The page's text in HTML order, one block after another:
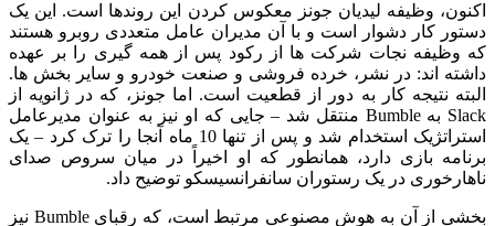
اکنون، وظیفه لیديان جونز معکوس کردن این روندها است. این یک
دستور کار دشوار است و با آن مدیران عامل متعددی روبرو هستند
که وظیفه نجات شرکت ها از رکود پس از همه گیری را بر عهده
داشته اند: در نشر، خرده فروشی و صنعت خودرو و سایر بخش ها.
البته نتیجه کار به دور از قطعیت است. اما جونز، که در ژانویه از
Slack به Bumble منتقل شد – جایی که او نیز به عنوان مدیرعامل
استراتژیک استخدام شد و پس از تنها 10 ماه آنجا را ترک کرد – یک
برنامه بازی دارد، همانطور که او اخیراً در میان سروص صدای
ناهارخوری در یک رستوران سانفرانسیسکو توضیح داد.
بخشی از آن به هوش مصنوعی مرتبط است، که رقبای Bumble نیز